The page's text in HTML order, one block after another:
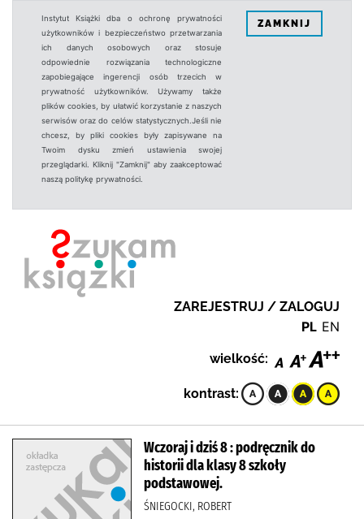
Instytut Książki dba o ochronę prywatności
użytkowników i bezpieczeństwo przetwarzania
ich danych osobowych oraz stosuje
odpowiednie rozwiązania technologiczne
zapobiegające ingerencji osób trzecich w
prywatność użytkowników. Używamy także
plików cookies, by ułatwić korzystanie z naszych
serwisów oraz do celów statystycznych.Jeśli nie
chcesz, by pliki cookies były zapisywane na
Twoim dysku zmień ustawienia swojej
przeglądarki. Kliknij "Zamknij" aby zaakceptować
naszą politykę prywatności.
ZAMKNIJ
ZAREJESTRUJ / ZALOGUJ
PL EN
wielkość:
kontrast:
Wczoraj i dziś 8 : podręcznik do
historii dla klasy 8 szkoły
podstawowej.
ŚNIEGOCKI, ROBERT